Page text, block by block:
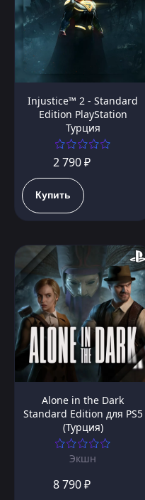
Injustice™ 2 - Standard
Edition PlayStation
Турция
2 790 ₽
Купить
Alone in the Dark
Standard Edition для PS5
(Турция)
Экшн
8 790 ₽